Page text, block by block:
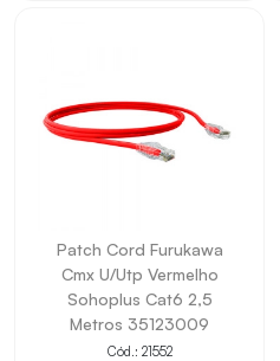
corporativos ou provedores.
• Indicado para projetos
Patch Cord Furukawa
Cmx U/Utp Vermelho
Sohoplus Cat6 2,5
Metros 35123009
Cód.: 21552